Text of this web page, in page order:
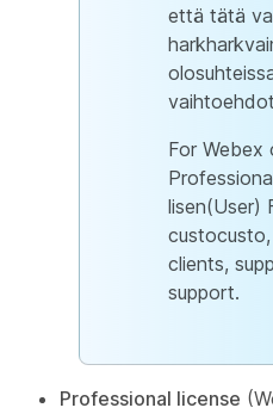
että tätä
For Webex
lisen(User)
clients,
support.
Professional license